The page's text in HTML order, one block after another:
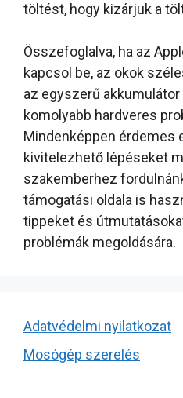
töltést, hogy kizárjuk a
Összefoglalva, ha az
kapcsol be, az okok
az egyszerű
komolyabb hardveres
Mindenképpen érdemes
kivitelezhető lépéseket
szakemberhez
támogatási oldala is
tippeket és
problémák megoldására.
Adatvédelmi nyilatkozat
Mosógép szerelés